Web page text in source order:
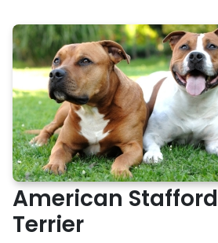
American
Terrier